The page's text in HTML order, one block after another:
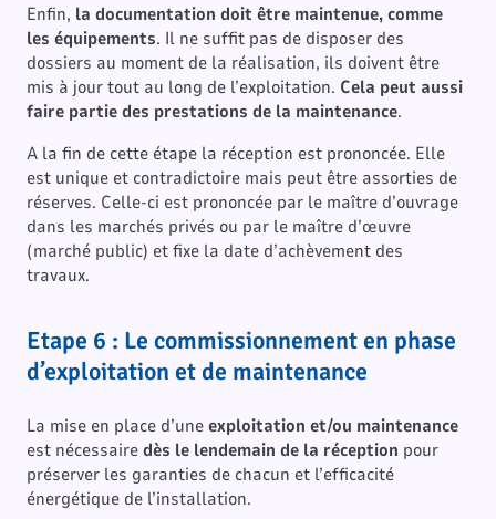
Enfin, la documentation doit être maintenue, comme
les équipements. Il ne suffit pas de disposer des
dossiers au moment de la réalisation, ils doivent être
mis à jour tout au long de l’exploitation. Cela peut aussi
faire partie des prestations de la maintenance.
A la fin de cette étape la réception est prononcée. Elle
est unique et contradictoire mais peut être assorties de
réserves. Celle-ci est prononcée par le maître d’ouvrage
dans les marchés privés ou par le maître d’œuvre
(marché public) et fixe la date d’achèvement des
travaux.
Etape 6 : Le commissionnement en phase
d’exploitation et de maintenance
La mise en place d’uneexploitation et/ou maintenance
est nécessairedès le lendemain de la réception pour
préserver les garanties de chacun et l’efficacité
énergétique de l’installation.